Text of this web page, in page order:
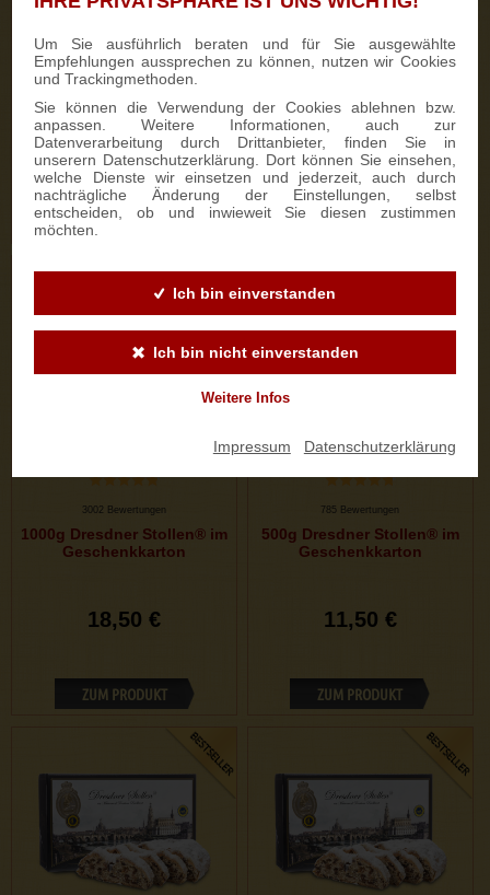
Um Sie ausführlich beraten und für Sie ausgewählte
Empfehlungen aussprechen zu können, nutzen wir Cookies
und Trackingmethoden.
Sie können die Verwendung der Cookies ablehnen bzw.
anpassen. Weitere Informationen, auch zur
Datenverarbeitung durch Drittanbieter, finden Sie in
unserern Datenschutzerklärung. Dort können Sie einsehen,
welche Dienste wir einsetzen und jederzeit, auch durch
nachträgliche Änderung der Einstellungen, selbst
entscheiden, ob und inwieweit Sie diesen zustimmen
möchten.
Ich bin einverstanden
Ich bin nicht einverstanden
Weitere Infos
Impressum Datenschutzerklärung
50 Bewertungen
750g Dresdner Stollen® in
Holzkiste
22,50 €
ZUM PRODUKT
333 Bewertungen
700g Feinster Mohnstriezel
15,90 €
ZUM PRODUKT
3002 Bewertungen
1000g Dresdner Stollen® im
Geschenkkarton
18,50 €
ZUM PRODUKT
785 Bewertungen
500g Dresdner Stollen® im
Geschenkkarton
11,50 €
ZUM PRODUKT